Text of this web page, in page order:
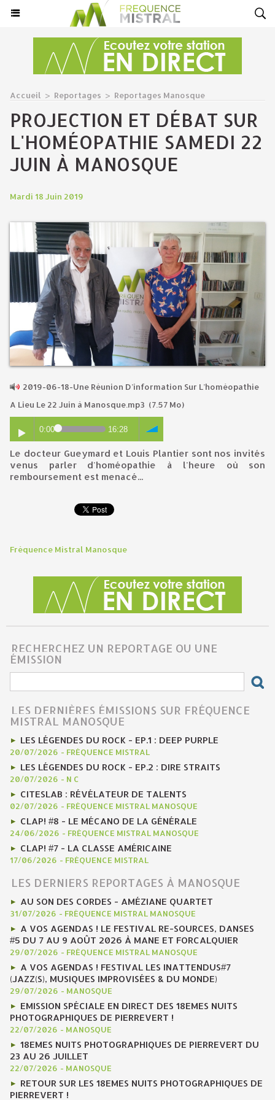
Accueil > Reportages > Reportages Manosque
PROJECTION ET DÉBAT SUR
L'HOMÉOPATHIE SAMEDI 22
JUIN À MANOSQUE
Mardi 18 Juin 2019
2019-06-18-Une Réunion D’information Sur L’homéopathie
A Lieu Le 22 Juin à Manosque.mp3 (7.57 Mo)
0:00 16:28
Le docteur Gueymard et Louis Plantier sont nos invités
venus parler d'homéopathie à l'heure où son
remboursement est menacé...
Fréquence Mistral Manosque
RECHERCHEZ UN REPORTAGE OU UNE
ÉMISSION
LES DERNIÈRES ÉMISSIONS SUR FRÉQUENCE
MISTRAL MANOSQUE
LES LÉGENDES DU ROCK - EP.1 : DEEP PURPLE
20/07/2026 - FRÉQUENCE MISTRAL
LES LÉGENDES DU ROCK - EP.2 : DIRE STRAITS
20/07/2026 - N C
CITESLAB : RÉVÉLATEUR DE TALENTS
02/07/2026 - FRÉQUENCE MISTRAL MANOSQUE
CLAP! #8 - LE MÉCANO DE LA GÉNÉRALE
24/06/2026 - FRÉQUENCE MISTRAL MANOSQUE
CLAP! #7 - LA CLASSE AMÉRICAINE
17/06/2026 - FRÉQUENCE MISTRAL
LES DERNIERS REPORTAGES À MANOSQUE
AU SON DES CORDES - AMÉZIANE QUARTET
31/07/2026 - FRÉQUENCE MISTRAL MANOSQUE
A VOS AGENDAS ! LE FESTIVAL RE-SOURCES, DANSES
#5 DU 7 AU 9 AOÛT 2026 À MANE ET FORCALQUIER
29/07/2026 - FRÉQUENCE MISTRAL MANOSQUE
A VOS AGENDAS ! FESTIVAL LES INATTENDUS#7
(JAZZ(S), MUSIQUES IMPROVISÉES & DU MONDE)
29/07/2026 - MANOSQUE
EMISSION SPÉCIALE EN DIRECT DES 18EMES NUITS
PHOTOGRAPHIQUES DE PIERREVERT !
22/07/2026 - MANOSQUE
18EMES NUITS PHOTOGRAPHIQUES DE PIERREVERT DU
23 AU 26 JUILLET
22/07/2026 - MANOSQUE
RETOUR SUR LES 18EMES NUITS PHOTOGRAPHIQUES DE
PIERREVERT !